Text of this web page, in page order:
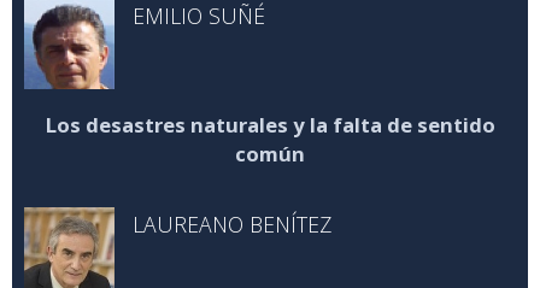
EMILIO SUÑÉ
Los desastres naturales y la falta de sentido
común
LAUREANO BENÍTEZ